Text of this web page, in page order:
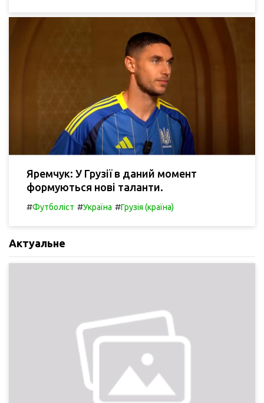
Яремчук: У Грузії в даний момент
формуються нові таланти.
#Футболіст #Україна #Грузія (країна)
Актуальне